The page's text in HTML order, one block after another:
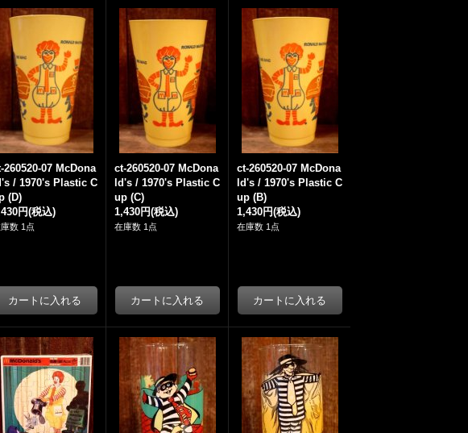
260520-07 McDona
/ 1970's Plastic C
(D)
円(税込)
数 1点
ct-260520-07 McDona
ld's / 1970's Plastic C
up (C)
1,430円(税込)
在庫数 1点
ct-260520-07 McDona
ld's / 1970's Plastic C
up (B)
1,430円(税込)
在庫数 1点